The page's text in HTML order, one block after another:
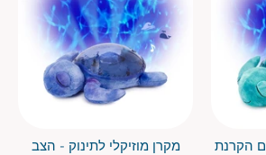
הקרנת
מקרן מוזיקלי לתינוק - הצב